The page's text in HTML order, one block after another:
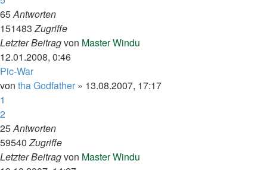
65Antworten
151483Zugriffe
Letzter Beitragvon Master Windu
12.01.2008, 0:46
Pic-War
von tha Godfather » 13.08.2007, 17:17
1
2
25Antworten
59540Zugriffe
Letzter Beitragvon Master Windu